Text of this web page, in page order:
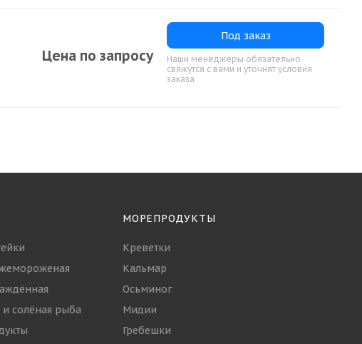
Цена по запросу
Под заказ
Наши менеджеры обязательно
свяжутся с вами и уточнят условия
заказа
и солёная рыба
МОРЕПРОДУКТЫ
Креветки
Кальмар
Осьминог
Мидии
Гребешки